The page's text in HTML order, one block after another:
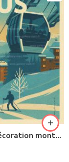
Affiche Valfréjus – Alpes françaises – Décoration montagne